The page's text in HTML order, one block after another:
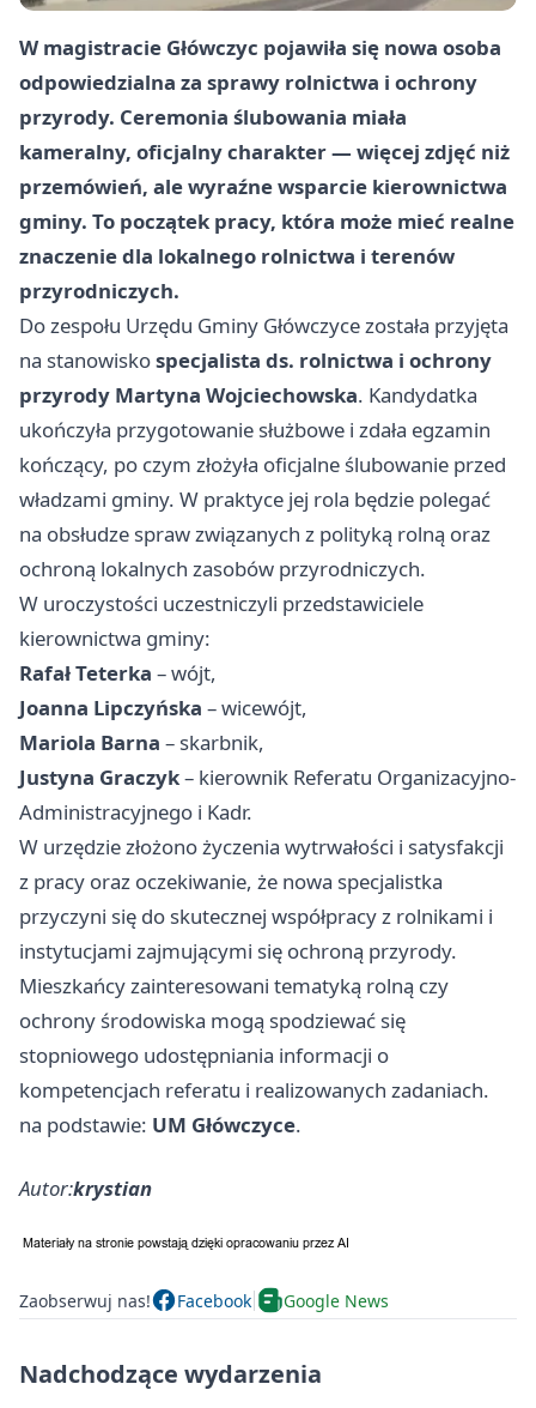
W magistracie Główczyc pojawiła się nowa osoba
odpowiedzialna za sprawy rolnictwa i ochrony
przyrody. Ceremonia ślubowania miała
kameralny, oficjalny charakter — więcej zdjęć niż
przemówień, ale wyraźne wsparcie kierownictwa
gminy. To początek pracy, która może mieć realne
znaczenie dla lokalnego rolnictwa i terenów
przyrodniczych.
Do zespołu Urzędu Gminy Główczyce została przyjęta
na stanowiskospecjalista ds. rolnictwa i ochrony
przyrody Martyna Wojciechowska. Kandydatka
ukończyła przygotowanie służbowe i zdała egzamin
kończący, po czym złożyła oficjalne ślubowanie przed
władzami gminy. W praktyce jej rola będzie polegać
na obsłudze spraw związanych z polityką rolną oraz
ochroną lokalnych zasobów przyrodniczych.
W uroczystości uczestniczyli przedstawiciele
kierownictwa gminy:
Rafał Teterka – wójt,
Joanna Lipczyńska – wicewójt,
Mariola Barna – skarbnik,
Justyna Graczyk– kierownik Referatu Organizacyjno-
Administracyjnego i Kadr.
W urzędzie złożono życzenia wytrwałości i satysfakcji
z pracy oraz oczekiwanie, że nowa specjalistka
przyczyni się do skutecznej współpracy z rolnikami i
instytucjami zajmującymi się ochroną przyrody.
Mieszkańcy zainteresowani tematyką rolną czy
ochrony środowiska mogą spodziewać się
stopniowego udostępniania informacji o
kompetencjach referatu i realizowanych zadaniach.
na podstawie: UM Główczyce.
Autor:krystian
Zaobserwuj nas! Facebook Google News
Nadchodzące wydarzenia